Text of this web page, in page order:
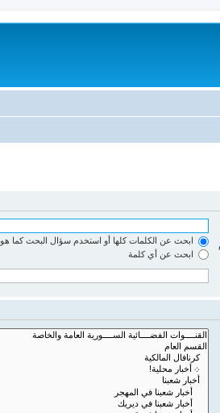
ابحث عن الكلمات كلها أو استخدم سؤال البحث كما هو
ابحث عن أي كلمة